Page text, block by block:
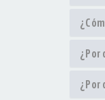
¿Por
¿Por